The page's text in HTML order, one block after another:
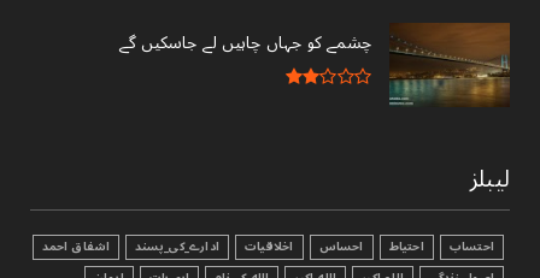
چشمے کو جہاں چاہیں لے جاسکیں گے
لیبلز
احتساب احتیاط احساس اخلاقیات ادارے_کی_پسند
اشفاق احمد